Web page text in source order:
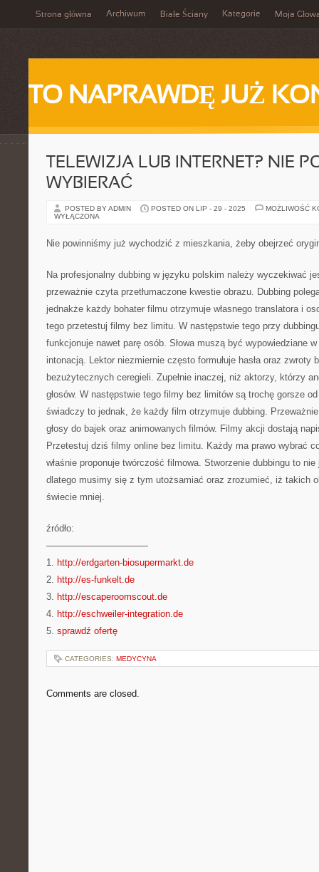
Strona główna Archiwum Białe Ściany Kategorie Moja
TO NAPRAWDĘ JUŻ
TELEWIZJA LUB INTERNET? NIE
WYBIERAĆ
POSTED BY ADMIN POSTED ON LIP - 29 - 2025
MOŻLIWOŚĆ
WYŁĄCZONA
Nie powinniśmy już wychodzić z mieszkania, żeby obejrzeć
Na profesjonalny dubbing w języku polskim należy wyczekiwać
przeważnie czyta przetłumaczone kwestie obrazu. Dubbing
jednakże każdy bohater filmu otrzymuje własnego translatora i
tego przetestuj filmy bez limitu. W następstwie tego przy
funkcjonuje nawet parę osób. Słowa muszą być wypowiedziane
intonacją. Lektor niezmiernie często formułuje hasła oraz zwroty
bezużytecznych ceregieli. Zupełnie inaczej, niż aktorzy, którzy
głosów. W następstwie tego filmy bez limitów są trochę gorsze
świadczy to jednak, że każdy film otrzymuje dubbing. Przeważnie
głosy do bajek oraz animowanych filmów. Filmy akcji dostają
Przetestuj dziś filmy online bez limitu. Każdy ma prawo wybrać
właśnie proponuje twórczość filmowa. Stworzenie dubbingu to
dlatego musimy się z tym utożsamiać oraz zrozumieć, iż takich
świecie mniej.
źródło:
———————————
1. http://erdgarten-biosupermarkt.de
2. http://es-funkelt.de
3. http://escaperoomscout.de
4. http://eschweiler-integration.de
5. sprawdź ofertę
CATEGORIES: MEDYCYNA
Comments are closed.